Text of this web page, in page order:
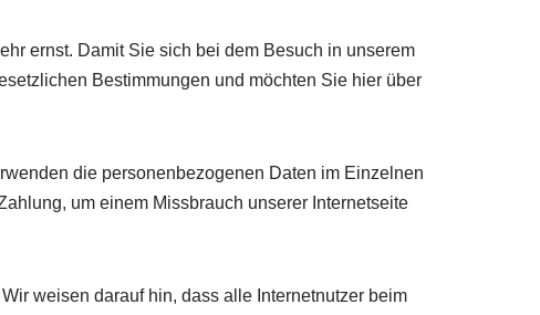
ernst. Damit Sie sich bei dem Besuch in unserem
Bestimmungen und möchten Sie hier über
die personenbezogenen Daten im Einzelnen
um einem Missbrauch unserer Internetseite
weisen darauf hin, dass alle Internetnutzer beim